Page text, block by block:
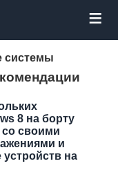
≡
системы
8 на борту
своими
и
на